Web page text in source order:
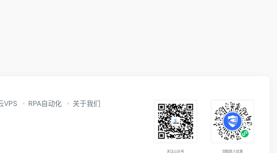
VPS RPA自动化 关于我们
关注公众号 领取新人优惠